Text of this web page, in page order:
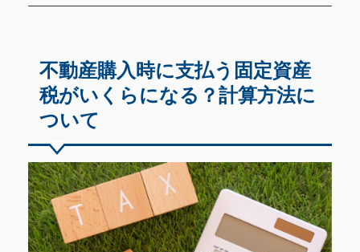
不動産購入時に支払う固定資産
税がいくらになる？計算方法に
ついて